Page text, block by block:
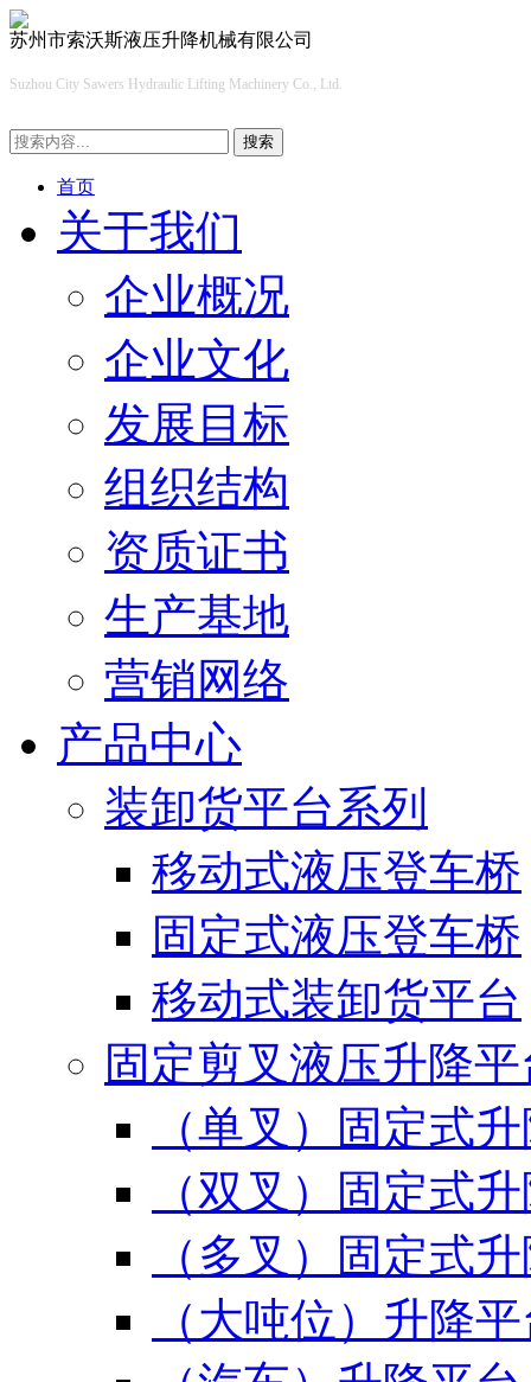
苏州市索沃斯液压升降机械有限公司
Suzhou City Sawers Hydraulic Lifting Machinery Co., Ltd.
搜索
首页
关于我们
企业概况
企业文化
发展目标
组织结构
资质证书
生产基地
营销网络
产品中心
装卸货平台系列
移动式液压登车桥
固定式液压登车桥
移动式装卸货平台
固定剪叉液压升降
（单叉）固定式
（双叉）固定式
（多叉）固定式
（大吨位）升降